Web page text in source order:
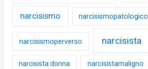
narcisismo narcisismopatologico
narcisismoperverso narcisista
narcisista donna narcisistamaligno